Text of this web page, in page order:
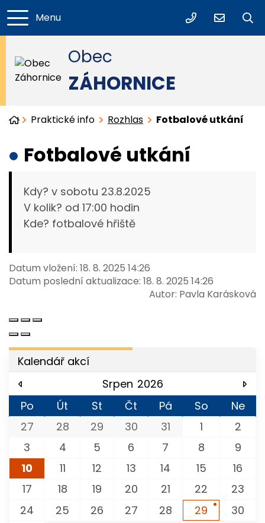
Menu +420 325 640
Obec
ZÁHORNICE
Úvodní stránka
Praktické info Rozhlas Fotbalové utkání
Fotbalové utkání
Kdy? v sobotu 23.8.2025
V kolik? od 17:00 hodin
Kde? fotbalové hřiště
Datum vložení: 18. 8. 2025 14:26
Datum poslední aktualizace: 18. 8. 2025 14:26
Autor: Pavla Karásková
Kalendář akcí
Srpen 2026
Po
Út St Čt Pá So
Ne
27
28 29 30 31 1
2
3
4 5 6 7 8
9
10
11 12 13 14 15
16
17
18 19 20 21 22
23
24
25 26 27 28 29
30